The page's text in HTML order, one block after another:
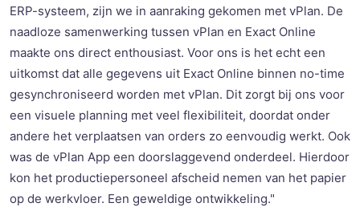
ERP-systeem, zijn we in aanraking gekomen met vPlan. De
naadloze samenwerking tussen vPlan en Exact Online
maakte ons direct enthousiast. Voor ons is het echt een
uitkomst dat alle gegevens uit Exact Online binnen no-time
gesynchroniseerd worden met vPlan. Dit zorgt bij ons voor
een visuele planning met veel flexibiliteit, doordat onder
andere het verplaatsen van orders zo eenvoudig werkt. Ook
was de vPlan App een doorslaggevend onderdeel. Hierdoor
kon het productiepersoneel afscheid nemen van het papier
op de werkvloer. Een geweldige ontwikkeling."